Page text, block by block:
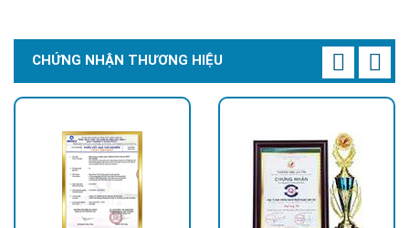
CHỨNG NHẬN THƯƠNG HIỆU